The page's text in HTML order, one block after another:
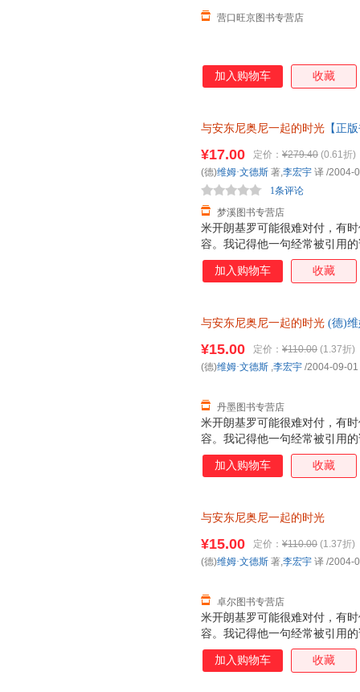
营口旺京图书专营店
加入购物车 收藏
与安东尼奥尼一起的时光 【正
米开朗基罗可能很难对付，有
容。我记得他一句经常被引
我而言只意味着一件事：拍电
方式要求我们每个人也这样做
¥17.00 定价： ¥279.40 (0.61折)
梦溪图书专营店
1条评论
(德)维姆·文德斯 著,李宏宇 译 /2004-
加入购物车 收藏
与安东尼奥尼一起的时光 (德)
米开朗基罗可能很难对付，有
容。我记得他一句经常被引
我而言只意味着一件事：拍电
方式要求我们每个人也这样做
¥15.00 定价： ¥110.00 (1.37折)
丹墨图书专营店
(德)维姆·文德斯 ,李宏宇 /2004-09-01
加入购物车 收藏
与安东尼奥尼一起的时光
米开朗基罗可能很难对付，有
容。我记得他一句经常被引
我而言只意味着一件事：拍电
方式要求我们每个人也这样做
¥15.00 定价： ¥110.00 (1.37折)
卓尔图书专营店
(德)维姆·文德斯 著,李宏宇 译 /2004-
加入购物车 收藏